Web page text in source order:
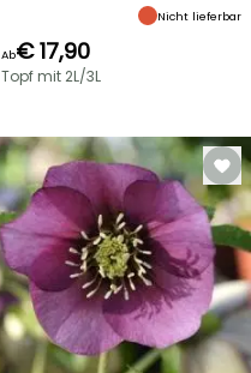
Nicht lieferbar
Ab€ 17,90
Topf mit 2L/3L